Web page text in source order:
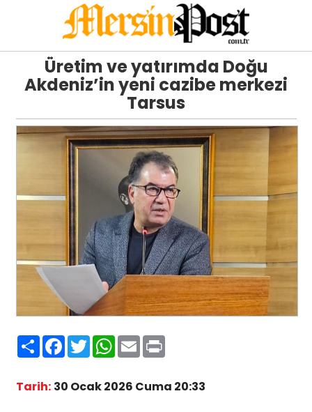
Üretim ve yatırımda Doğu
Akdeniz’in yeni cazibe merkezi
Tarsus
PaylaşFacebook
TwitterWhatsApp
EmailPrint
Tarih: 30 Ocak 2026 Cuma 20:33